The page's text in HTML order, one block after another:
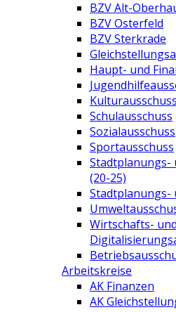
BZV Alt-
BZV Osterfeld
BZV Sterkrade
Haupt- und
Kulturausschuss
Schulausschuss
Sozialausschuss
Sportausschuss
Stadtplanungs-
(20-25)
Stadtplanungs-
Wirtschafts- und
Arbeitskreise
AK Finanzen
AK